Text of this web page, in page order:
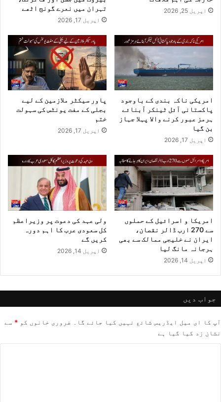
اپریل 25, 2026
تہران میں نعرے گونج اٹھے
اپریل 17, 2026
امریکی ناکہ بندی کے باوجود
پاکستانی آئل ٹینکر آبنائے
ہرمز عبور کرنے والا پہلا جہاز
بن گیا
اپریل 17, 2026
پاور سیکٹر ملازمین کے لیے
بجلی کے مفت یونٹس کی سہولت
ختم
اپریل 17, 2026
امریکا و اسرائیل کے حملوں
سے 270 ارب ڈالر نقصان،
ایران نے خلیجی ممالک سے بھی
ہرجانہ مانگ لیا
اپریل 14, 2026
ولی عہد کی دعوت پر وزیراعظم
کل سعودی عرب کا اہم دورہ
کریں گے
اپریل 14, 2026
جواب دیں
آپ کا ای میل ایڈریس شائع نہیں کیا جائے گا۔ ضروری خانوں کو * سے
نشان زد کیا گیا ہے